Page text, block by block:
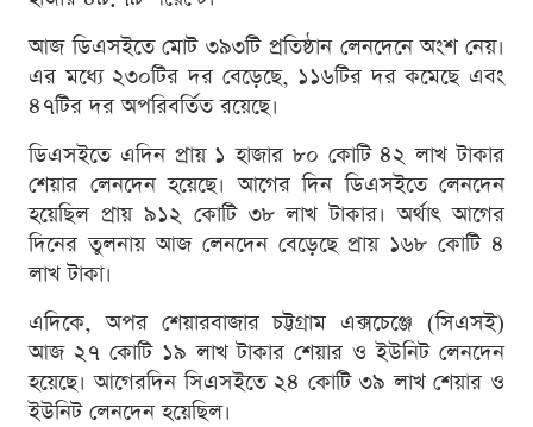
আজ ডিএসইতে মোট ৩৯৩টি প্রতিষ্ঠান লেনদেনে অংশ নেয়।
এর মধ্যে ২৩০টির দর বেড়েছে, ১১৬টির দর কমেছে এবং
৪৭টির দর অপরিবর্তিত রয়েছে।
ডিএসইতে এদিন প্রায় ১ হাজার ৮০ কোটি ৪২ লাখ টাকার
শেয়ার লেনদেন হয়েছে। আগের দিন ডিএসইতে লেনদেন
হয়েছিল প্রায় ৯১২ কোটি ৩৮ লাখ টাকার। অর্থাৎ আগের
দিনের তুলনায় আজ লেনদেন বেড়েছে প্রায় ১৬৮ কোটি ৪
লাখ টাকা।
এদিকে, অপর শেয়ারবাজার চট্টগ্রাম এক্সচেঞ্জে (সিএসই)
আজ ২৭ কোটি ১৯ লাখ টাকার শেয়ার ও ইউনিট লেনদেন
হয়েছে। আগেরদিন সিএসইতে ২৪ কোটি ৩৯ লাখ শেয়ার ও
ইউনিট লেনদেন হয়েছিল।